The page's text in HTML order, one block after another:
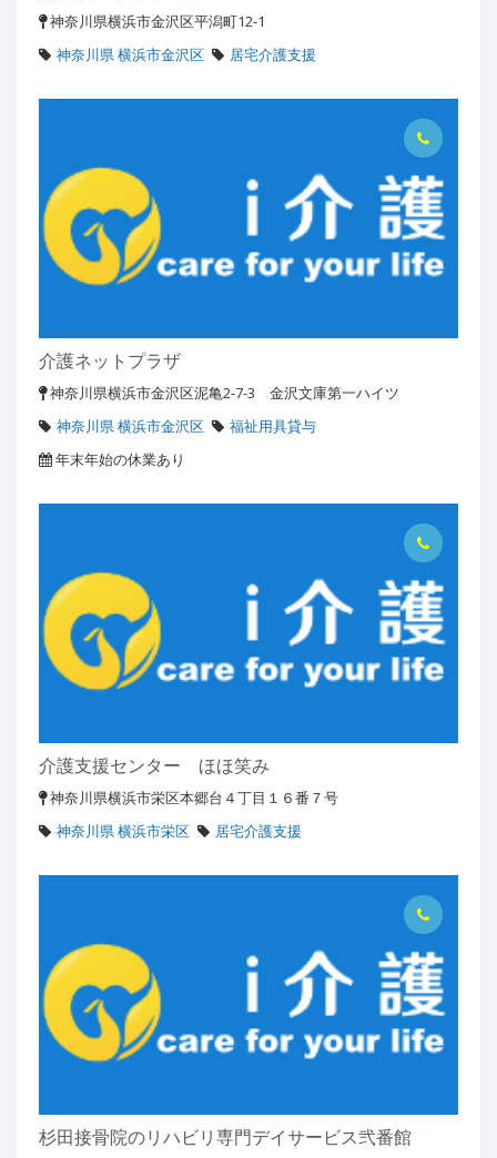
神奈川県横浜市金沢区平潟町12-1
神奈川県 横浜市金沢区
居宅介護支援
介護ネットプラザ
神奈川県横浜市金沢区泥亀2-7-3 金沢文庫第一ハイツ
神奈川県 横浜市金沢区
福祉用具貸与
年末年始の休業あり
介護支援センター ほほ笑み
神奈川県横浜市栄区本郷台４丁目１６番７号
神奈川県 横浜市栄区
居宅介護支援
杉田接骨院のリハビリ専門デイサービス弐番館